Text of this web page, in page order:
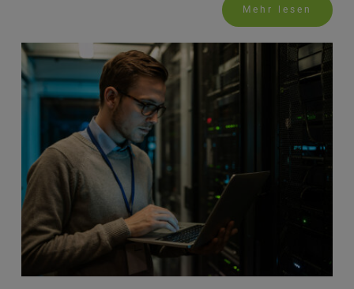
Mehr lesen